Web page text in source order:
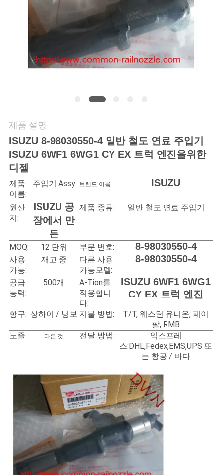
요
인
용
문
을
요
구
하
요
사
이
맵
PRIVACY
POLICY
제품 설명
ISUZU 8-98030550-4 일반 철도 연료 주입기
ISUZU 6WF1 6WG1 CY EX 트럭 엔진을위한
디젤
제품
이름:
주입기 Assy 브랜드 이름: ISUZU
원산
지:
ISUZU 공
장에서 만
든
제품 종류: 일반 철도 연료 주입기
MOQ: 12 단위 부문 번호: 8-98030550-4
사용
가능:
재고 중
다른 사용
가능모델:
8-98030550-4
공급
능력:
500개
A-Tion를
적용합니
다:
ISUZU 6WF1 6WG1
CY EX 트럭 엔진
항구: 상하이 / 닝보 지불 방법:
T/T, 웨스턴 유니온, 페이
팔, RMB
노즐:
다른 것 전달 방법:
익스프레
스:DHL,Fedex,EMS,UPS 또
는 항공 / 바다